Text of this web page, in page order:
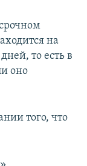
на
то есть в
оно
того, что